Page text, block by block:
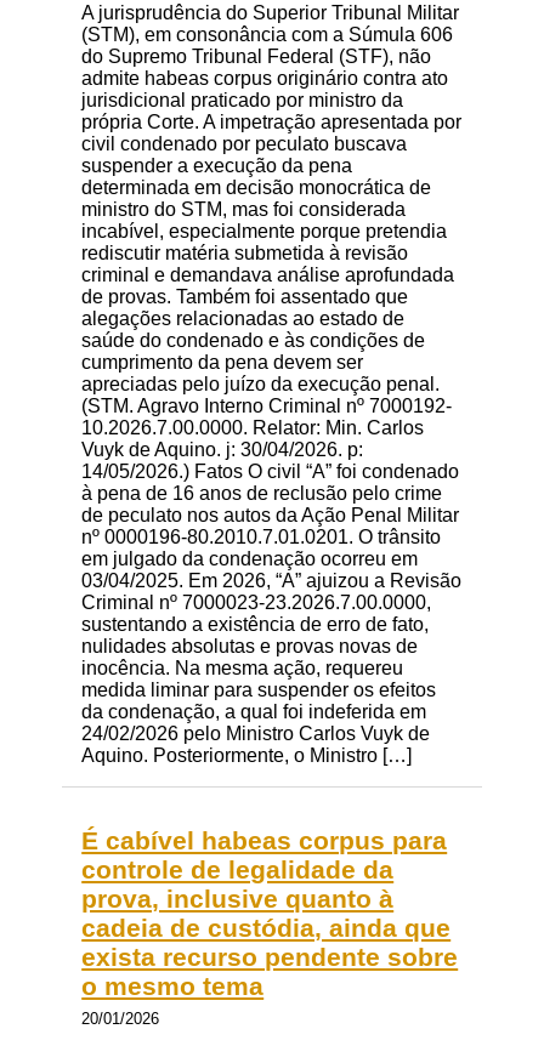
A jurisprudência do Superior Tribunal Militar
(STM), em consonância com a Súmula 606
do Supremo Tribunal Federal (STF), não
admite habeas corpus originário contra ato
jurisdicional praticado por ministro da
própria Corte. A impetração apresentada por
civil condenado por peculato buscava
suspender a execução da pena
determinada em decisão monocrática de
ministro do STM, mas foi considerada
incabível, especialmente porque pretendia
rediscutir matéria submetida à revisão
criminal e demandava análise aprofundada
de provas. Também foi assentado que
alegações relacionadas ao estado de
saúde do condenado e às condições de
cumprimento da pena devem ser
apreciadas pelo juízo da execução penal.
(STM. Agravo Interno Criminal nº 7000192-
10.2026.7.00.0000. Relator: Min. Carlos
Vuyk de Aquino. j: 30/04/2026. p:
14/05/2026.) Fatos O civil “A” foi condenado
à pena de 16 anos de reclusão pelo crime
de peculato nos autos da Ação Penal Militar
nº 0000196-80.2010.7.01.0201. O trânsito
em julgado da condenação ocorreu em
03/04/2025. Em 2026, “A” ajuizou a Revisão
Criminal nº 7000023-23.2026.7.00.0000,
sustentando a existência de erro de fato,
nulidades absolutas e provas novas de
inocência. Na mesma ação, requereu
medida liminar para suspender os efeitos
da condenação, a qual foi indeferida em
24/02/2026 pelo Ministro Carlos Vuyk de
Aquino. Posteriormente, o Ministro […]
É cabível habeas corpus para
controle de legalidade da
prova, inclusive quanto à
cadeia de custódia, ainda que
exista recurso pendente sobre
o mesmo tema
20/01/2026